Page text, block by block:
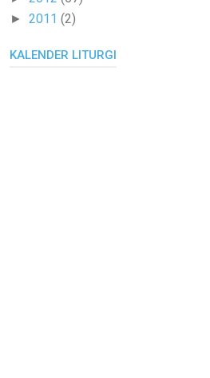
► 2011 (2)
KALENDER LITURGI